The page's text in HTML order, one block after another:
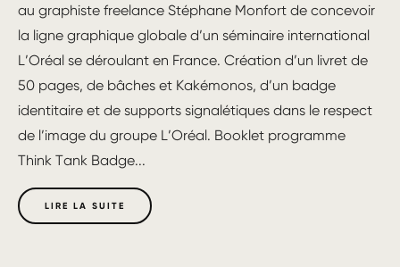
au graphiste freelance Stéphane Monfort de concevoir
la ligne graphique globale d’un séminaire international
L’Oréal se déroulant en France. Création d’un livret de
50 pages, de bâches et Kakémonos, d’un badge
identitaire et de supports signalétiques dans le respect
de l’image du groupe L’Oréal. Booklet programme
Think Tank Badge...
LIRE LA SUITE